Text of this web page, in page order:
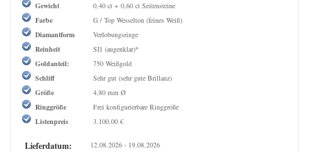
Gewicht
0,40 ct + 0,60 ct Seitensteine
Farbe
G / Top Wesselton (feines Weiß)
Diamantform
Verlobungsringe
Reinheit
SI1 (augenklar)*
Goldanteil:
750 Weißgold
Schliff
Sehr gut (sehr gute Brillanz)
Größe
4,80 mm Ø
Ringgröße
Frei konfigurierbare Ringgröße
Listenpreis
3.100,00 €
Lieferdatum: 12.08.2026 - 19.08.2026